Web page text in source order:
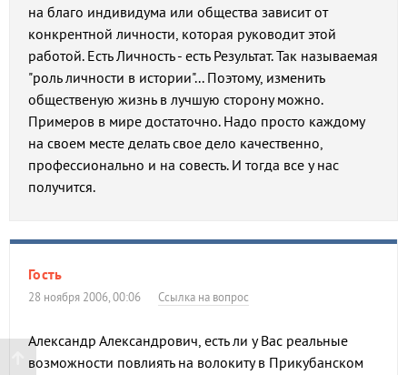
на благо индивидума или общества зависит от
конкрентной личности, которая руководит этой
работой. Есть Личность - есть Результат. Так называемая
"роль личности в истории"... Поэтому, изменить
общественую жизнь в лучшую сторону можно.
Примеров в мире достаточно. Надо просто каждому
на своем месте делать свое дело качественно,
профессионально и на совесть. И тогда все у нас
получится.
Гость
28 ноября 2006, 00:06 Ссылка на вопрос
Александр Александрович, есть ли у Вас реальные
возможности повлиять на волокиту в Прикубанском